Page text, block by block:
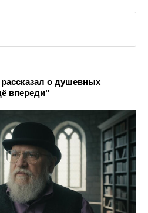
о душевных
впереди"